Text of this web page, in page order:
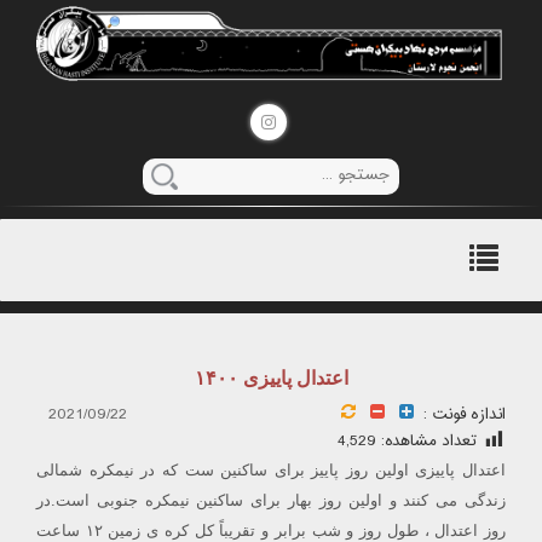
منوی
اصلی
اعتدال پاییزی ۱۴۰۰
اندازه فونت :
2021/09/22
تعداد مشاهده: 4,529
اعتدال پاییزی اولین روز پاییز برای ساکنین ست که در نیمکره شمالی
زندگی می کنند و اولین روز بهار برای ساکنین نیمکره جنوبی است.در
روز اعتدال ، طول روز و شب برابر و تقریباً کل کره ی زمین ۱۲ ساعت